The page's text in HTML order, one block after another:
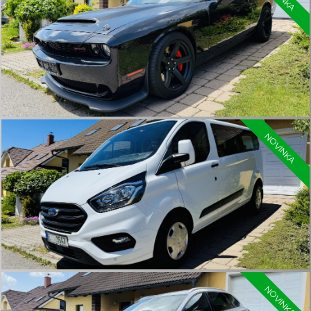
NOVINKA
NOVINKA